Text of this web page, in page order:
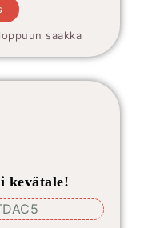
saakka
kevätale!